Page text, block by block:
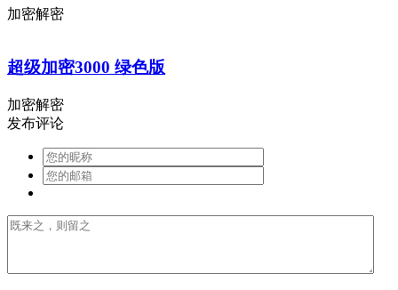
加密解密
超级加密3000 绿色版
加密解密
发布评论